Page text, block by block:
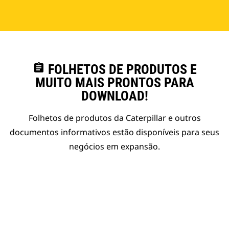
assignment FOLHETOS DE PRODUTOS E
MUITO MAIS PRONTOS PARA
DOWNLOAD!
Folhetos de produtos da Caterpillar e outros
documentos informativos estão disponíveis para seus
negócios em expansão.